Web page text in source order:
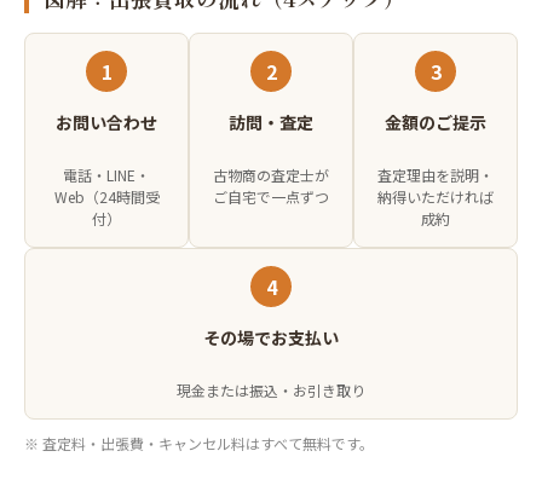
1
お問い合わせ
電話・LINE・
Web（24時間受
付）
2
訪問・査定
古物商の査定士が
ご自宅で一点ずつ
3
金額のご提示
査定理由を説明・
納得いただければ
成約
4
その場でお支払い
現金または振込・お引き取り
※ 査定料・出張費・キャンセル料はすべて無料です。